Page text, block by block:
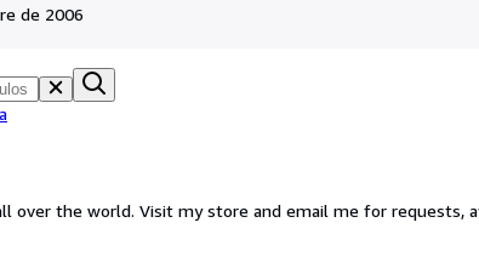
de 2006
over the world. Visit my store and email me for requests,